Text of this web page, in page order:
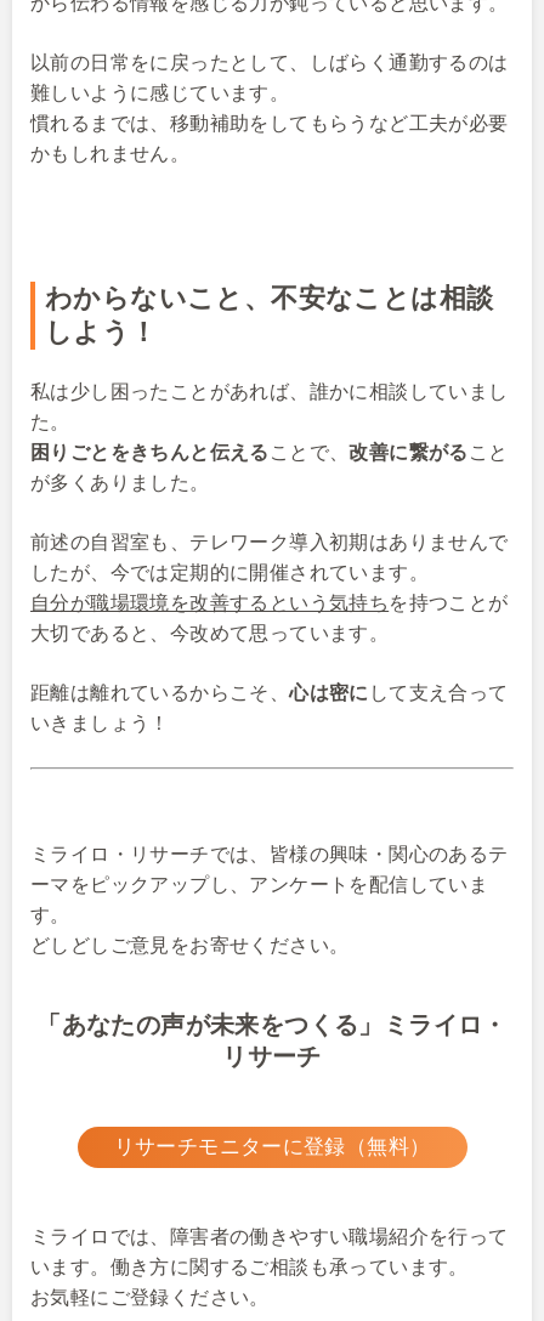
以前の日常をに戻ったとして、しばらく通勤するのは
難しいように感じています。
慣れるまでは、移動補助をしてもらうなど工夫が必要
かもしれません。
わからないこと、不安なことは相談
しよう！
私は少し困ったことがあれば、誰かに相談していまし
た。
困りごとをきちんと伝える ことで、改善に繋がる こと
が多くありました。
前述の自習室も、テレワーク導入初期はありませんで
したが、今では定期的に開催されています。
自分が職場環境を改善するという気持ち を持つことが
大切であると、今改めて思っています。
距離は離れているからこそ、心は密に して支え合って
いきましょう！
ミライロ・リサーチでは、皆様の興味・関心のあるテ
ーマをピックアップし、アンケートを配信していま
す。
どしどしご意見をお寄せください。
「あなたの声が未来をつくる」ミライロ・
リサーチ
リサーチモニターに登録（無料）
ミライロでは、障害者の働きやすい職場紹介を行って
います。働き方に関するご相談も承っています。
お気軽にご登録ください。